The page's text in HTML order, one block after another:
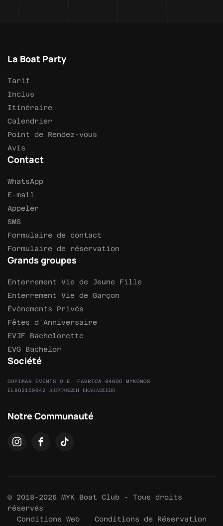
La Boat Party
Tarif
Inclus
Itinéraire
Calendrier
Point de Rendez-vous
Avis
Contact
WhatsApp
E-mail
Appeler
SMS
Formulaire de contact
Formulaire de réservation
Grands groupes
Enterrement Vie de Jeune Fille
Enterrement Vie de Garçon
Événements Privés
Fêtes d'Anniversaire
EVJF Bachelorette
EVG Bachelor
Société
DOPIMAR EVENTS O.E. FABRICA 84600 MYKONOS
EL802109642 ΔΙΟΡΓΑΝΩΣΗ ΕΚΔΗΛΩΣΕΩΝ
Notre Communauté
© 2018-2026 MYK Boat Club - Tous droits
réservés
Conditions Web
Conditions de Réservation